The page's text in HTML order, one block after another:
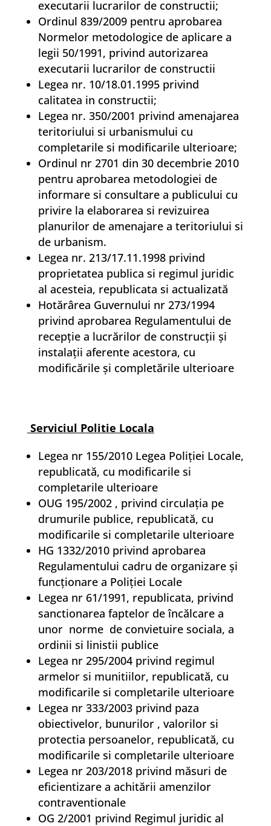
executarii lucrarilor de constructii;
Ordinul 839/2009 pentru aprobarea
Normelor metodologice de aplicare a
legii 50/1991, privind autorizarea
executarii lucrarilor de constructii
Legea nr. 10/18.01.1995 privind
calitatea in constructii;
Legea nr. 350/2001 privind amenajarea
teritoriului si urbanismului cu
completarile si modificarile ulterioare;
Ordinul nr 2701 din 30 decembrie 2010
pentru aprobarea metodologiei de
informare si consultare a publicului cu
privire la elaborarea si revizuirea
planurilor de amenajare a teritoriului si
de urbanism.
Legea nr. 213/17.11.1998 privind
proprietatea publica si regimul juridic
al acesteia, republicata si actualizată
Hotărârea Guvernului nr 273/1994
privind aprobarea Regulamentului de
recepție a lucrărilor de construcții și
instalații aferente acestora, cu
modificările și completările ulterioare
Serviciul Politie Locala
Legea nr 155/2010 Legea Poliției Locale,
republicată, cu modificarile si
completarile ulterioare
OUG 195/2002 , privind circulaţia pe
drumurile publice, republicată, cu
modificarile si completarile ulterioare
HG 1332/2010 privind aprobarea
Regulamentului cadru de organizare şi
funcţionare a Poliţiei Locale
Legea nr 61/1991, republicata, privind
sanctionarea faptelor de încălcare a
unor norme de convietuire sociala, a
ordinii si linistii publice
Legea nr 295/2004 privind regimul
armelor si munitiilor, republicată, cu
modificarile si completarile ulterioare
Legea nr 333/2003 privind paza
obiectivelor, bunurilor , valorilor si
protectia persoanelor, republicată, cu
modificarile si completarile ulterioare
Legea nr 203/2018 privind măsuri de
eficientizare a achitării amenzilor
contraventionale
OG 2/2001 privind Regimul juridic al